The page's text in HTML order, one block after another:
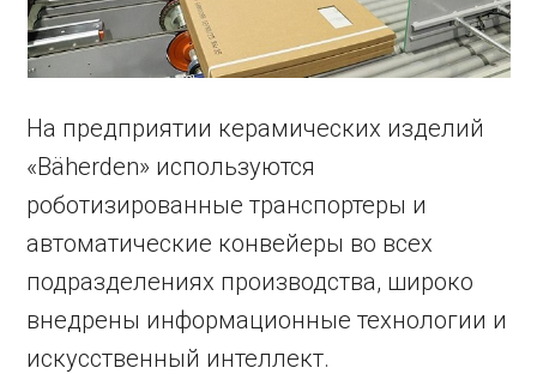
На предприятии керамических изделий
«Bäherden» используются
роботизированные транспортеры и
автоматические конвейеры во всех
подразделениях производства, широко
внедрены информационные технологии и
искусственный интеллект.